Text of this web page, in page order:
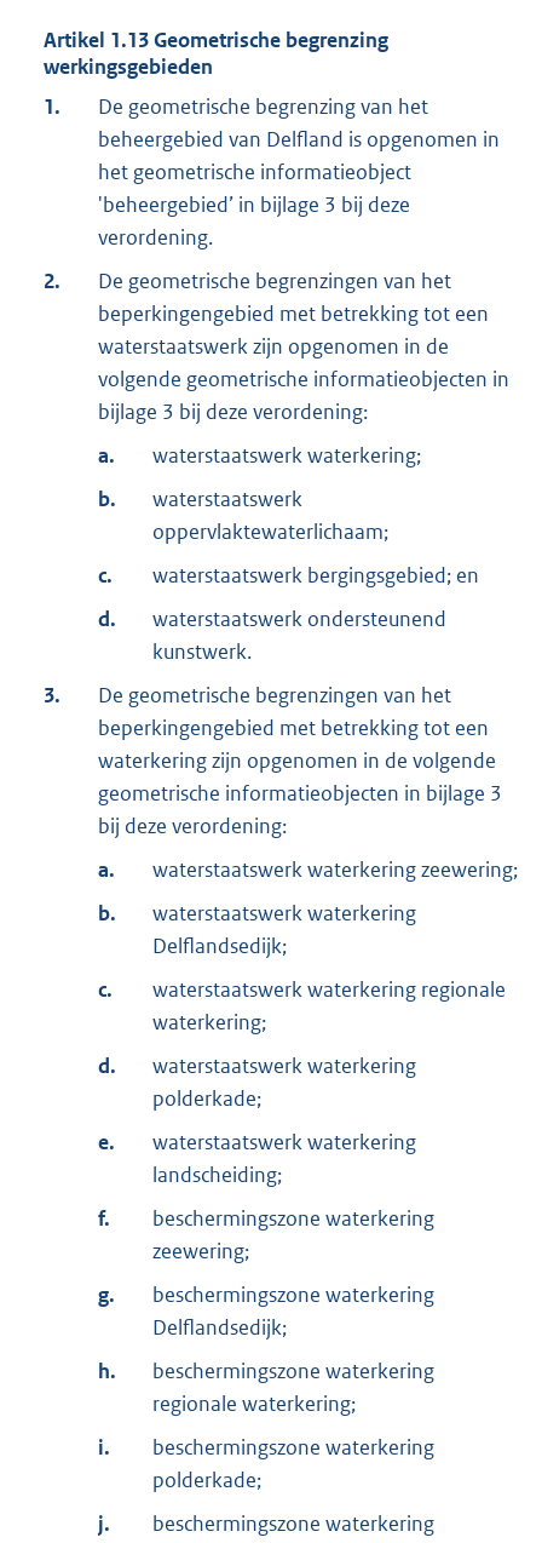
Artikel 1.13Geometrische begrenzing
werkingsgebieden
1.
De geometrische begrenzing van het
beheergebied van Delfland is opgenomen in
het geometrische informatieobject
'beheergebied’ in bijlage 3 bij deze
verordening.
2.
De geometrische begrenzingen van het
beperkingengebied met betrekking tot een
waterstaatswerk zijn opgenomen in de
volgende geometrische informatieobjecten in
bijlage 3 bij deze verordening:
a.
waterstaatswerk waterkering;
b.
waterstaatswerk
oppervlaktewaterlichaam;
c.
waterstaatswerk bergingsgebied; en
d.
waterstaatswerk ondersteunend
kunstwerk.
3.
De geometrische begrenzingen van het
beperkingengebied met betrekking tot een
waterkering zijn opgenomen in de volgende
geometrische informatieobjecten in bijlage 3
bij deze verordening:
a.
waterstaatswerk waterkering zeewering;
b.
waterstaatswerk waterkering
Delflandsedijk;
c.
waterstaatswerk waterkering regionale
waterkering;
d.
waterstaatswerk waterkering
polderkade;
e.
waterstaatswerk waterkering
landscheiding;
f.
beschermingszone waterkering
zeewering;
g.
beschermingszone waterkering
Delflandsedijk;
h.
beschermingszone waterkering
regionale waterkering;
i.
beschermingszone waterkering
polderkade;
j.
beschermingszone waterkering